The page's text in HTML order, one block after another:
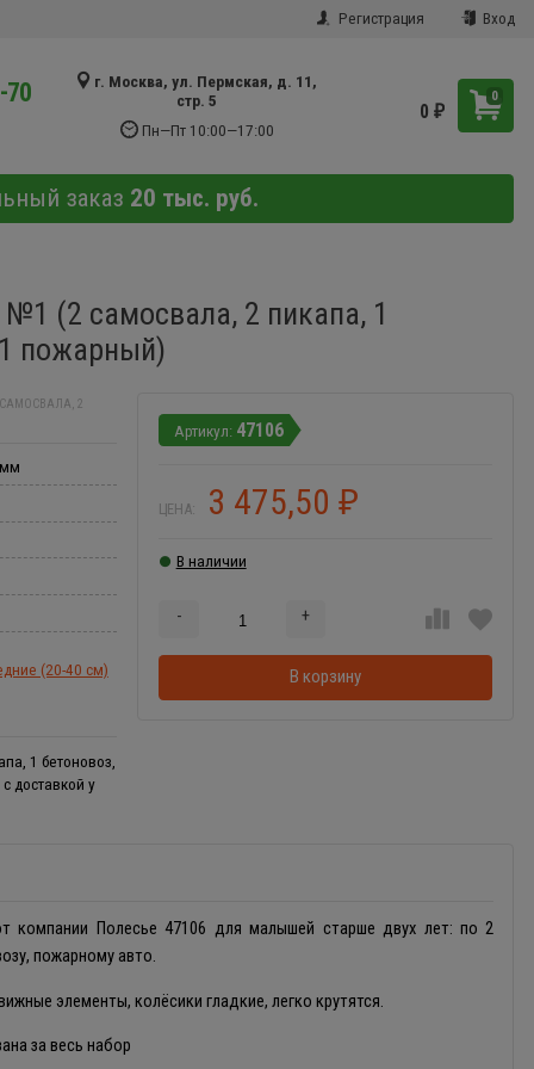
Регистрация Вход
70
г. Москва, ул. Пермская, д. 11,
стр. 5
Пн—Пт 10:00—17:00
0
0₽
заказ 20 тыс. руб.
(2 самосвала, 2 пикапа, 1
1 пожарный)
47106
ЦЕНА: 3 475,50₽
В наличии
- +
В корзину
2
(20-40 см)
1 бетоновоз,
доставкой у
Полесье 47106 для малышей старше двух лет: по 2
пожарному авто.
элементы, колёсики гладкие, легко крутятся.
за весь набор